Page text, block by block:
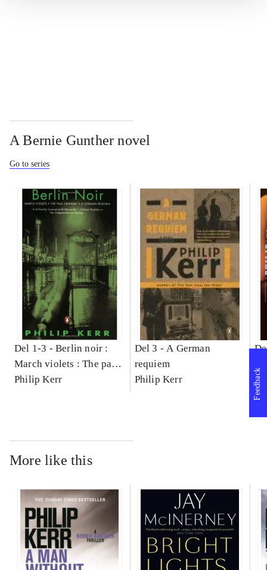
A Bernie Gunther novel
Go to series
Del 1-3 - Berlin noir :
March violets : The pale
criminal : A German
Philip Kerr
Del 3 -A German
requiem
Philip Kerr
More like this
Feedback